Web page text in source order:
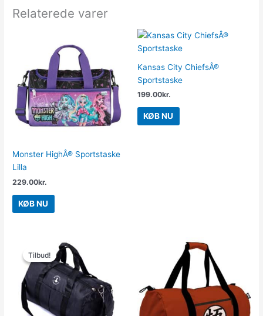
Relaterede varer
Monster HighÂ® Sportstaske
Lilla
229.00kr.
KØB NU
Kansas City ChiefsÂ®
Sportstaske
199.00kr.
KØB NU
Tilbud!
Tilbud!
oprindelige
pris
var:
129.00kr..
aktuelle
pris
er:
99.00kr..